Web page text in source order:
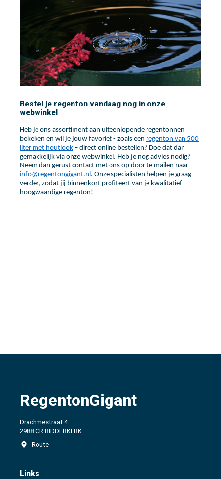
Bestel je regenton vandaag nog in onze
webwinkel
Heb je ons assortiment aan uiteenlopende regentonnen
bekeken en wil je jouw favoriet - zoals een regenton van 500
liter met houtlook – direct online bestellen? Doe dat dan
gemakkelijk via onze webwinkel. Heb je nog advies nodig?
Neem dan gerust contact met ons op door te mailen naar
info@regentongigant.nl. Onze specialisten helpen je graag
verder, zodat jij binnenkort profiteert van je kwalitatief
hoogwaardige regenton!
RegentonGigant
Drachmestraat 4
2988 CR RIDDERKERK
Route
Links